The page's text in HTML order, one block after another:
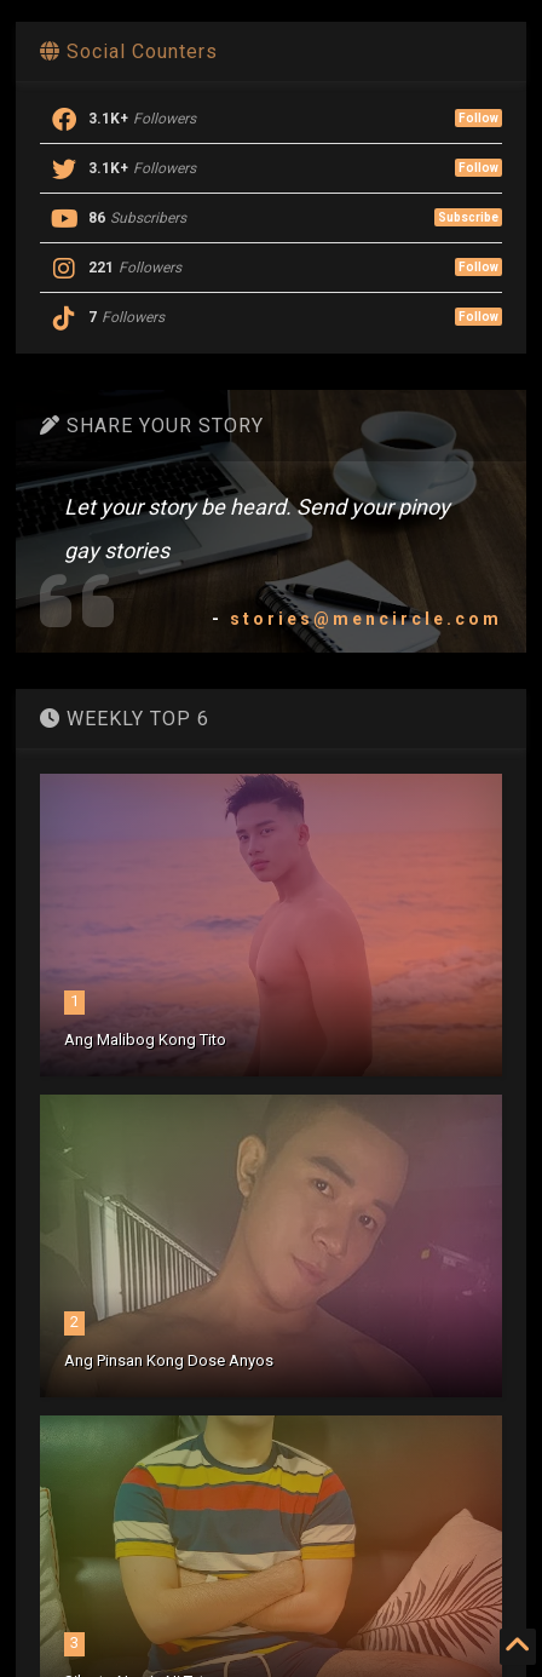
Social Counters
3.1K+ Followers Follow
3.1K+ Followers Follow
86 Subscribers Subscribe
221 Followers Follow
7 Followers Follow
SHARE YOUR STORY
Let your story be heard. Send your pinoy
gay stories
- stories@mencircle.com
WEEKLY TOP 6
1
Ang Malibog Kong Tito
2
Ang Pinsan Kong Dose Anyos
3